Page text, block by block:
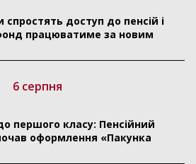
доступ до пенсій і
працюватиме за новим
6 серпня
першого класу: Пенсійний
оформлення «Пакунка